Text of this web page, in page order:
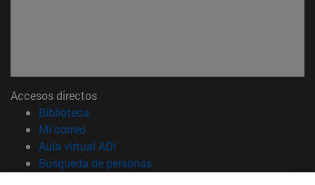
Accesos directos
Biblioteca
Mi correo(abre en nueva ventana)
Aula virtual ADI
Búsqueda de personas(abre en nueva ventana)